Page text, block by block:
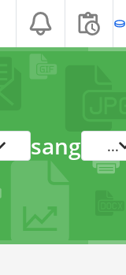
sang ...